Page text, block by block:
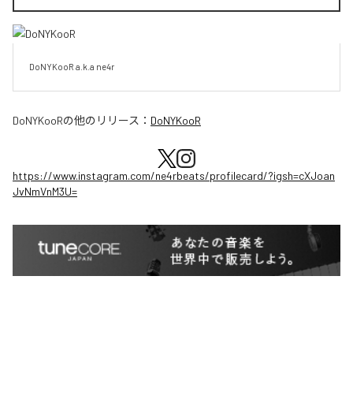
DoNYKooR a.k.a ne4r
DoNYKooRの他のリリース： DoNYKooR
https://www.instagram.com/ne4rbeats/profilecard/?igsh=cXJoan
JvNmVnM3U=